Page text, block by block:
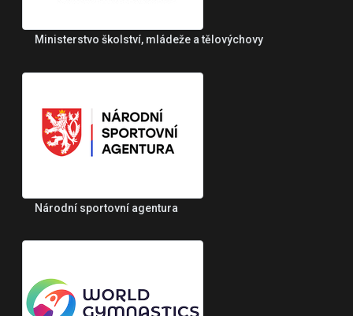
Ministerstvo školství, mládeže a tělovýchovy
Národní sportovní agentura